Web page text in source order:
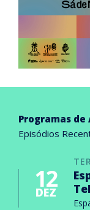
Programas de
Episódios
12
DEZ